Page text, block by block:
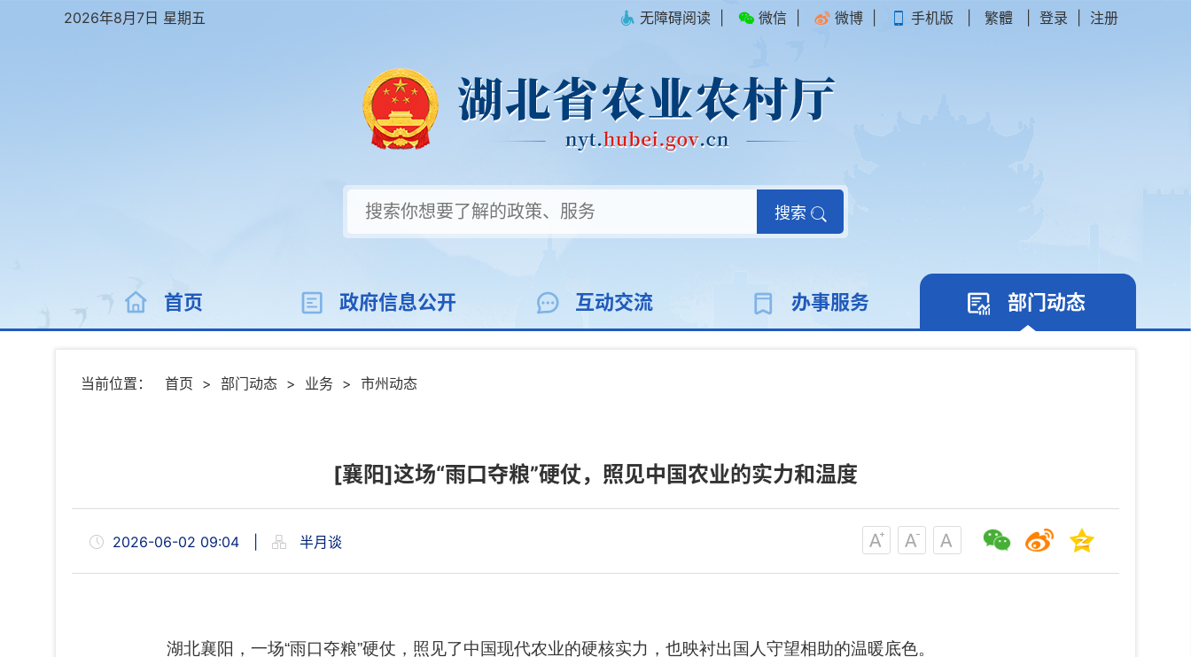
2026年8月7日 星期五 无障碍阅读 微信 微博 手机版 繁體 登录 注册
搜索
首页 政府信息公开 互动交流 办事服务 部门动态
当前位置： 首页 > 部门动态 > 业务 > 市州动态
[襄阳]这场“雨口夺粮”硬仗，照见中国农业的实力和温度
2026-06-02 09:04 半月谈
湖北襄阳，一场“雨口夺粮”硬仗，照见了中国现代农业的硬核实力，也映衬出国人守望相助的温暖底色。